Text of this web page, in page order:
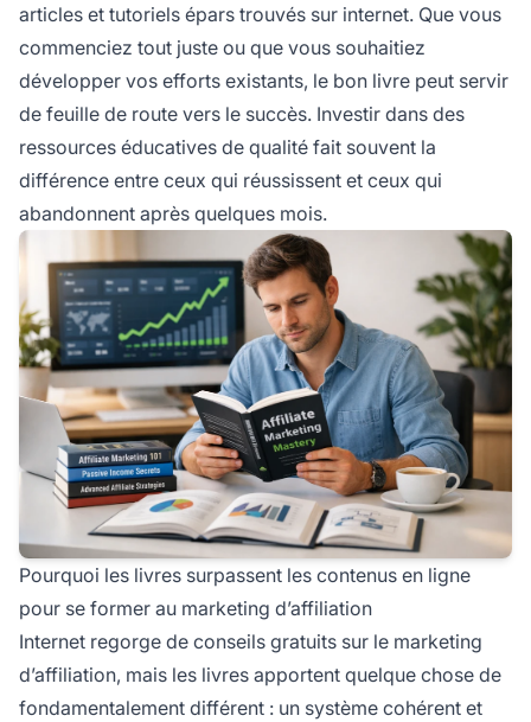
articles et tutoriels épars trouvés sur internet. Que vous
commenciez tout juste ou que vous souhaitiez
développer vos efforts existants, le bon livre peut servir
de feuille de route vers le succès. Investir dans des
ressources éducatives de qualité fait souvent la
différence entre ceux qui réussissent et ceux qui
abandonnent après quelques mois.
Pourquoi les livres surpassent les contenus en ligne
pour se former au marketing d’affiliation
Internet regorge de conseils gratuits sur le marketing
d’affiliation, mais les livres apportent quelque chose de
fondamentalement différent : un système cohérent et